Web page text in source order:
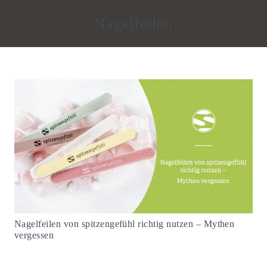
Nagelfeilen
Nagelfeilen von spitzengefühl richtig nutzen – Mythen
vergessen